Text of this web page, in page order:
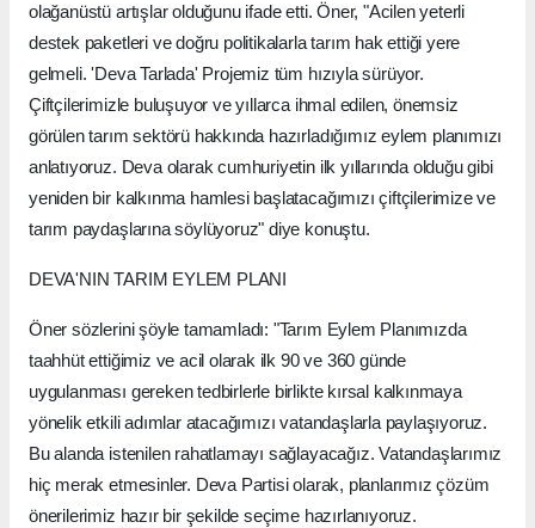
olağanüstü artışlar olduğunu ifade etti. Öner, "Acilen yeterli
destek paketleri ve doğru politikalarla tarım hak ettiği yere
gelmeli. 'Deva Tarlada' Projemiz tüm hızıyla sürüyor.
Çiftçilerimizle buluşuyor ve yıllarca ihmal edilen, önemsiz
görülen tarım sektörü hakkında hazırladığımız eylem planımızı
anlatıyoruz. Deva olarak cumhuriyetin ilk yıllarında olduğu gibi
yeniden bir kalkınma hamlesi başlatacağımızı çiftçilerimize ve
tarım paydaşlarına söylüyoruz" diye konuştu.
DEVA'NIN TARIM EYLEM PLANI
Öner sözlerini şöyle tamamladı: "Tarım Eylem Planımızda
taahhüt ettiğimiz ve acil olarak ilk 90 ve 360 günde
uygulanması gereken tedbirlerle birlikte kırsal kalkınmaya
yönelik etkili adımlar atacağımızı vatandaşlarla paylaşıyoruz.
Bu alanda istenilen rahatlamayı sağlayacağız. Vatandaşlarımız
hiç merak etmesinler. Deva Partisi olarak, planlarımız çözüm
önerilerimiz hazır bir şekilde seçime hazırlanıyoruz.